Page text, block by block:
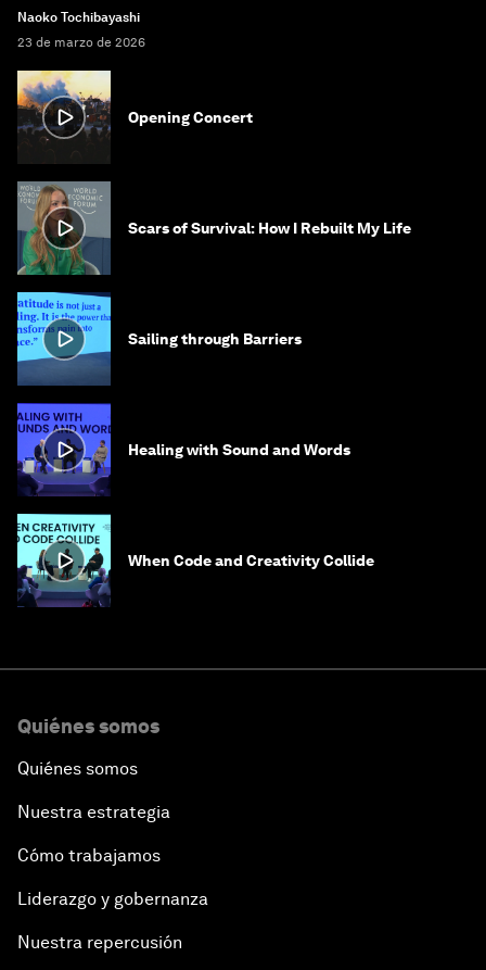
Naoko Tochibayashi
23 de marzo de 2026
Opening Concert
Scars of Survival: How I Rebuilt My Life
Sailing through Barriers
Healing with Sound and Words
When Code and Creativity Collide
Quiénes somos
Quiénes somos
Nuestra estrategia
Cómo trabajamos
Liderazgo y gobernanza
Nuestra repercusión